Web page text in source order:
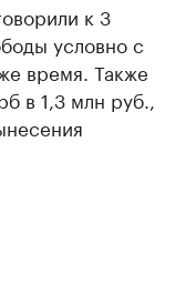
к 3
условно с
время. Также
в 1,3 млн руб.,